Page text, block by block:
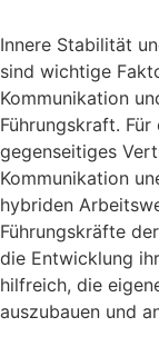
Innere Stabilität
sind wichtige
Kommunikation
Führungskraft.
gegenseitiges
Kommunikation
hybriden
Führungskräfte
die Entwicklung
hilfreich, die
auszubauen und